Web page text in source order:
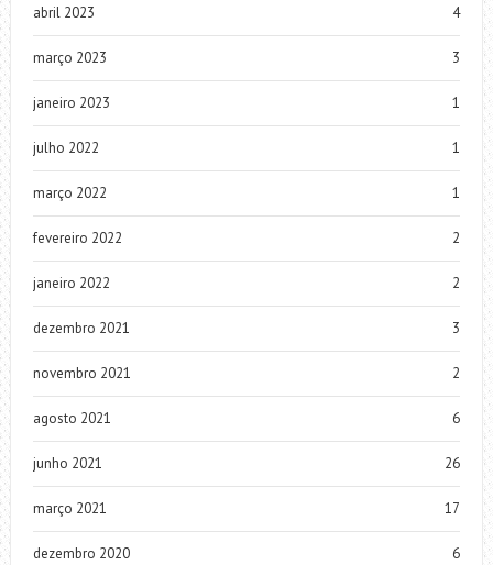
abril 2023 4
março 2023 3
janeiro 2023 1
julho 2022 1
março 2022 1
fevereiro 2022 2
janeiro 2022 2
dezembro 2021 3
novembro 2021 2
agosto 2021 6
junho 2021 26
março 2021 17
dezembro 2020 6